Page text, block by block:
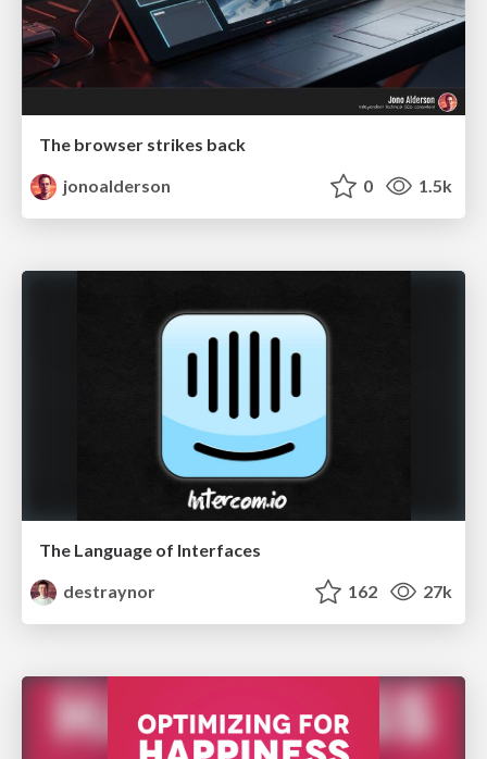
The browser strikes back
jonoalderson
0 1.5k
The Language of Interfaces
destraynor
162 27k